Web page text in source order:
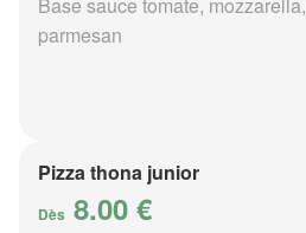
parmesan
Pizza thona junior
Dès 8.00 €